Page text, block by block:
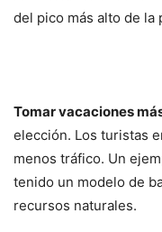
del pico más alto de la
Tomar vacaciones
elección. Los turistas
menos tráfico. Un
tenido un modelo de
recursos naturales.